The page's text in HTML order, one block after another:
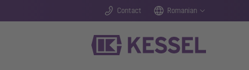
Contact Romanian